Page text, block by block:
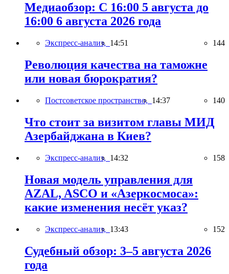
Медиаобзор: С 16:00 5 августа до
16:00 6 августа 2026 года
Экспресс-анализ, 14:51 144
Революция качества на таможне
или новая бюрократия?
Постсоветское пространство, 14:37 140
Что стоит за визитом главы МИД
Азербайджана в Киев?
Экспресс-анализ, 14:32 158
Новая модель управления для
AZAL, ASCO и «Азеркосмоса»:
какие изменения несёт указ?
Экспресс-анализ, 13:43 152
Судебный обзор: 3–5 августа 2026
года